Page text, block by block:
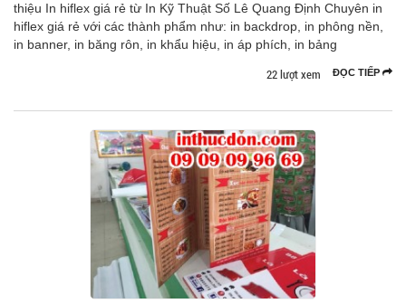
thiệu In hiflex giá rẻ từ In Kỹ Thuật Số Lê Quang Định Chuyên in
hiflex giá rẻ với các thành phẩm như: in backdrop, in phông nền,
in banner, in băng rôn, in khẩu hiệu, in áp phích, in bảng
ĐỌC TIẾP
22 lượt xem